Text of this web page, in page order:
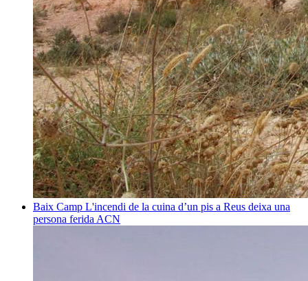
Baix Camp L'incendi de la cuina d’un pis a Reus deixa una
persona ferida ACN